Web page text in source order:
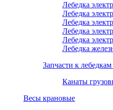
Лебедка
Лебедка
Лебедка
Лебедка
Лебедка
Лебедка
Запчасти к
Канаты
Весы крановые